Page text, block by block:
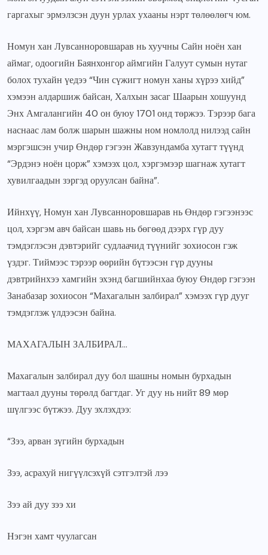
гаргахыг эрмэлзсэн дуун урлах ухааны нэрт төлөөлөгч юм.
Номун хан Лувсанноровшарав нь хуучны Сайн ноён хан
аймаг, одоогийн Баянхонгор аймгийн Галуут сумын нутаг
болох тухайн үедээ “Чин сүжигт номун ханы хүрээ хийд”
хэмээн алдаршиж байсан, Халхын засаг Шаарын хошуунд
Энх Амгалангийн 40 он буюу 1701 онд төржээ. Тэрээр бага
наснаас лам болж шарын шажны ном номлолд нилээд сайн
мэргэшсэн учир Өндөр гэгээн Жавзундамба хутагт түүнд
“Эрдэнэ ноён цорж” хэмээх цол, хэргэмээр шагнаж хутагт
хувилгаадын зэргэд оруулсан байна”.
Ийнхүү, Номун хан Лувсанноровшарав нь Өндөр гэгээнээс
цол, хэргэм авч байсан шавь нь бөгөөд дээрх гүр дуу
тэмдэглэсэн дэвтэрийг судлаачид түүнийг зохиосон гэж
үздэг. Тиймээс тэрээр өөрийн бүтээсэн гүр дууны
дэвтрийнхээ хамгийн эхэнд багшийнхаа буюу Өндөр гэгээн
Занабазар зохиосон “Махагалын залбирал” хэмээх гүр дууг
тэмдэглэж үлдээсэн байна.
МАХАГАЛЫН ЗАЛБИРАЛ…
Махагалын залбирал дуу бол шашны номын бурхадын
магтаал дууны төрөлд багтдаг. Уг дуу нь нийт 89 мөр
шүлгээс бүтжээ. Дуу эхлэхдээ:
“Зээ, арван зүгийн бурхадын
Зээ, асрахуй нигүүлсэхүй сэтгэлтэй лээ
Зээ ай дуу зээ хи
Нэгэн хамт чуулагсан